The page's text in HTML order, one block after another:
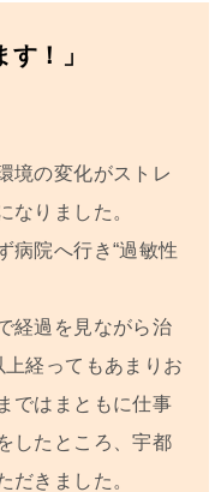
！」
境の変化がストレ
なりました。
病院へ行き“過敏性
経過を見ながら治
上経ってもあまりお
ではまともに仕事
したところ、宇都
だきました。